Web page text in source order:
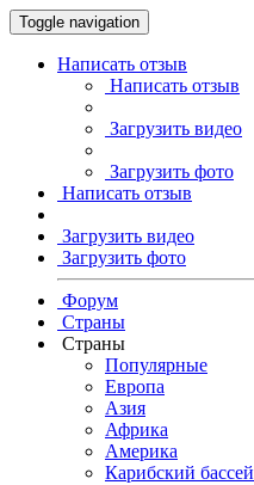
Toggle navigation
Написать отзыв
Написать отзыв
Загрузить видео
Загрузить фото
Написать отзыв
Загрузить видео
Загрузить фото
Форум
Страны
Страны
Популярные
Европа
Азия
Африка
Америка
Карибский